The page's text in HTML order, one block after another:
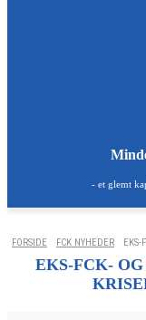
- et glemt
FORSIDE FCK NYHEDER EKS-
EKS-FCK-